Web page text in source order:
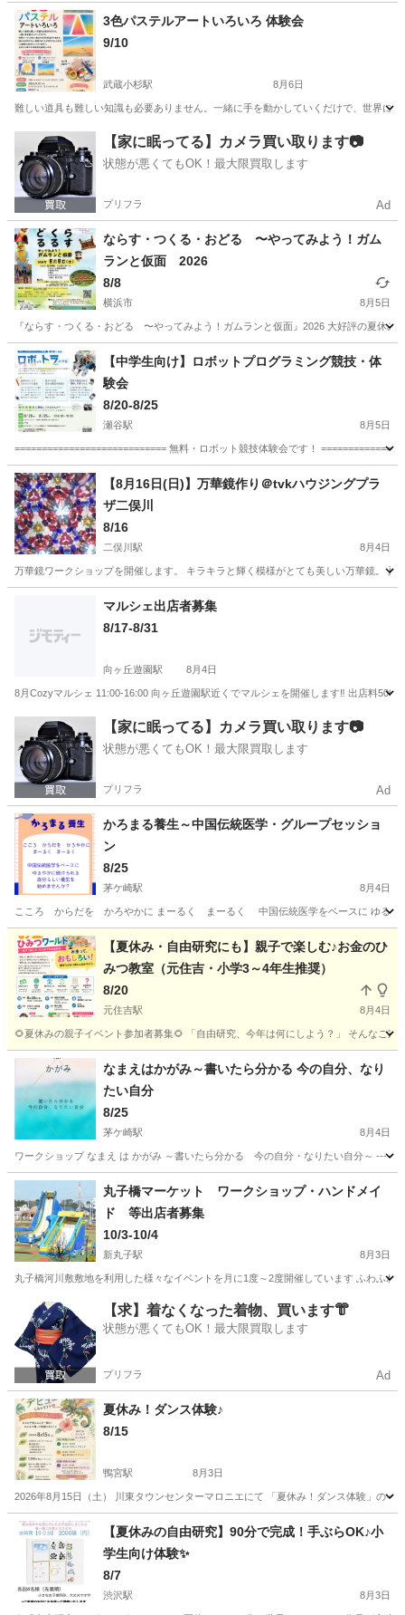
神奈川 川崎市 武蔵小杉駅 ワークショップ パステル
3色パステルアートいろいろ 体験会
9/10
武蔵小杉駅 8月6日
難しい道具も難しい知識も必要ありません。一緒に手を動かしていくだけで、世界に
神奈川 武蔵小杉駅 ワークショップ パステル
【家に眠ってる】カメラ買い取ります📷
状態が悪くてもOK！最大限買取します
プリフラ Ad
ならす・つくる・おどる 〜やってみよう！ガム
ランと仮面 2026
8/8
横浜市 8月5日
『ならす・つくる・おどる 〜やってみよう！ガムランと仮面』2026 大好評の夏休
神奈川 横浜市 ワークショップ インドネシア
【中学生向け】ロボットプログラミング競技・体
験会
8/20-8/25
瀬谷駅 8月5日
============================ 無料・ロボット競技体験会です！
神奈川 横浜市 瀬谷駅 ワークショップ 体験会
【8月16日(日)】万華鏡作り＠tvkハウジングプラ
ザ二俣川
8/16
二俣川駅 8月4日
万華鏡ワークショップを開催します。 キラキラと輝く模様がとても美しい万華鏡。
二俣川駅 ワークショップ
マルシェ出店者募集
8/17-8/31
向ヶ丘遊園駅 8月4日
8月Cozyマルシェ 11:00-16:00 向ヶ丘遊園駅近くでマルシェを開催します‼️ 出店料
神奈川 向ヶ丘遊園駅 ワークショップ マルシェ
【家に眠ってる】カメラ買い取ります📷
状態が悪くてもOK！最大限買取します
プリフラ Ad
かろまる養生～中国伝統医学・グループセッショ
ン
8/25
茅ケ崎駅 8月4日
こころ からだを かろやかに まーるく まーるく 中国伝統医学をベースに ゆるやか
神奈川 茅ヶ崎市 茅ケ崎駅 ワークショップ ひとり
【夏休み・自由研究にも】親子で楽しむ♪お金のひ
みつ教室（元住吉・小学3～4年生推奨）
8/20
元住吉駅 8月4日
🌻夏休みの親子イベント参加者募集🌻 「自由研究、今年は何にしよう？」 そんなご
神奈川 川崎市 元住吉駅 ワークショップ 自由研究
なまえはかがみ～書いたら分かる 今の自分、なり
たい自分
8/25
茅ケ崎駅 8月4日
ワークショップ なまえ は かがみ ～書いたら分かる 今の自分・なりたい自分～
神奈川 茅ヶ崎市 茅ケ崎駅 ワークショップ
丸子橋マーケット ワークショップ・ハンドメイ
ド 等出店者募集
10/3-10/4
新丸子駅 8月3日
丸子橋河川敷敷地を利用した様々なイベントを月に1度～2度開催しています ふわふ
神奈川 新丸子駅 ワークショップ 丸子橋
【求】着なくなった着物、買います👘
状態が悪くてもOK！最大限買取します
プリフラ Ad
夏休み！ダンス体験♪
8/15
鴨宮駅 8月3日
2026年8月15日（土） 川東タウンセンターマロニエにて 「夏休み！ダンス体験」の
神奈川 小田原市 鴨宮駅 ワークショップ 40代
【夏休みの自由研究】90分で完成！手ぶらOK♪小
学生向け体験✨
8/7
渋沢駅 8月3日